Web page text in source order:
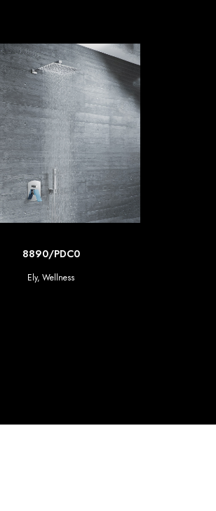
SCOPRI DI PIU'
8890/PDC0
Ely, Wellness